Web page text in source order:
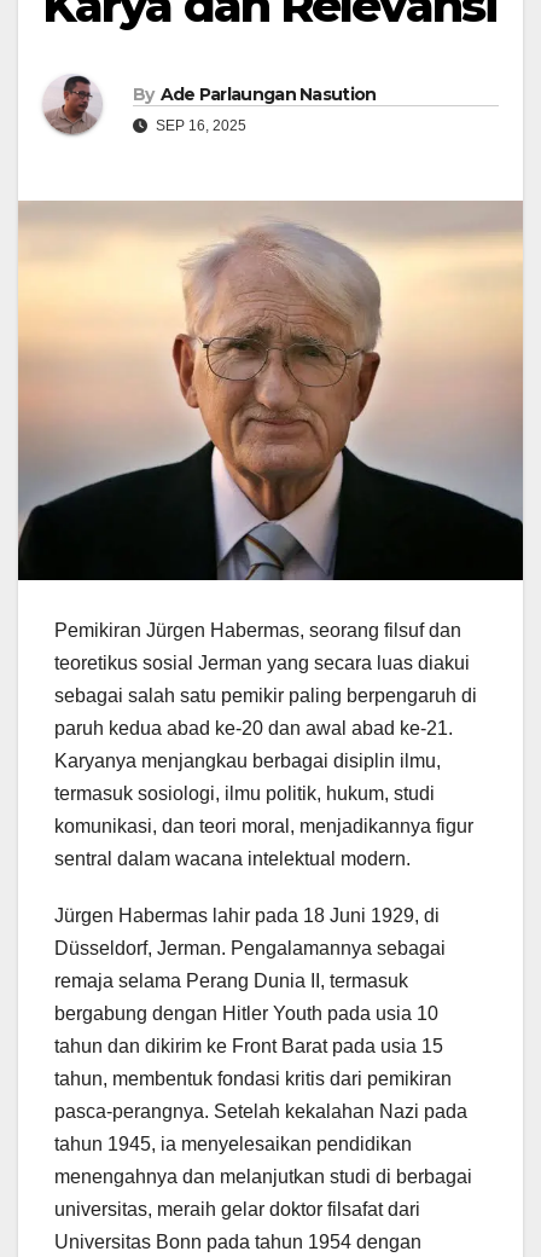
By Ade Parlaungan Nasution
SEP 16, 2025
Pemikiran Jürgen Habermas, seorang filsuf dan
teoretikus sosial Jerman yang secara luas diakui
sebagai salah satu pemikir paling berpengaruh di
paruh kedua abad ke-20 dan awal abad ke-21.
Karyanya menjangkau berbagai disiplin ilmu,
termasuk sosiologi, ilmu politik, hukum, studi
komunikasi, dan teori moral, menjadikannya figur
sentral dalam wacana intelektual modern.
Jürgen Habermas lahir pada 18 Juni 1929, di
Düsseldorf, Jerman. Pengalamannya sebagai
remaja selama Perang Dunia II, termasuk
bergabung dengan Hitler Youth pada usia 10
tahun dan dikirim ke Front Barat pada usia 15
tahun, membentuk fondasi kritis dari pemikiran
pasca-perangnya. Setelah kekalahan Nazi pada
tahun 1945, ia menyelesaikan pendidikan
menengahnya dan melanjutkan studi di berbagai
universitas, meraih gelar doktor filsafat dari
Universitas Bonn pada tahun 1954 dengan